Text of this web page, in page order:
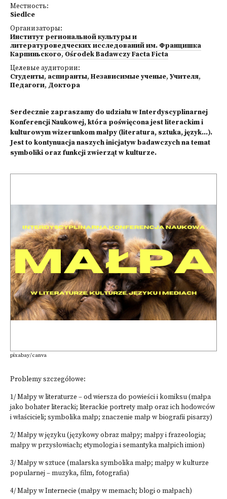
Местность:
Siedlce
Организаторы:
Институт региональной культуры и
литературоведческих исследований им. Францишка
Карпиньского, Ośrodek Badawczy Facta Ficta
Целевые аудитории:
Студенты, аспиранты, Независимые ученые, Учителя,
Педагоги, Доктора
Serdecznie zapraszamy do udziału w Interdyscyplinarnej
Konferencji Naukowej, która poświęcona jest literackim i
kulturowym wizerunkom małpy (literatura, sztuka, język...).
Jest to kontynuacja naszych inicjatyw badawczych na temat
symboliki oraz funkcji zwierząt w kulturze.
pixabay/canva
Problemy szczegółowe:
1/ Małpy w literaturze – od wiersza do powieści i komiksu (małpa
jako bohater literacki; literackie portrety małp oraz ich hodowców
i właścicieli; symbolika małp; znaczenie małp w biografii pisarzy)
2/ Małpy w języku (językowy obraz małpy; małpy i frazeologia;
małpy w przysłowiach; etymologia i semantyka małpich imion)
3/ Małpy w sztuce (malarska symbolika małp; małpy w kulturze
popularnej – muzyka, film, fotografia)
4/ Małpy w Internecie (małpy w memach; blogi o małpach)